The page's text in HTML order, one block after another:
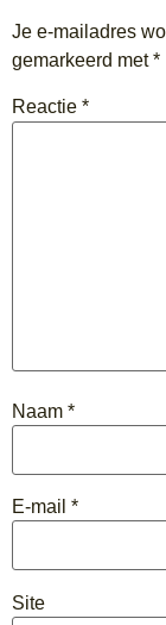
Je e-mailadres
gemarkeerd met*
Reactie *
Naam *
E-mail *
Site